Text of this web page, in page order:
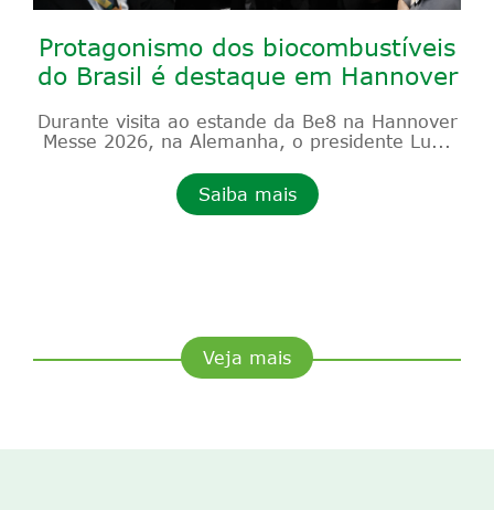
Protagonismo dos biocombustíveis
do Brasil é destaque em Hannover
Durante visita ao estande da Be8 na Hannover
Messe 2026, na Alemanha, o presidente Lu...
Saiba mais
Veja mais